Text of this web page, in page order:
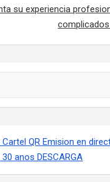
su experiencia